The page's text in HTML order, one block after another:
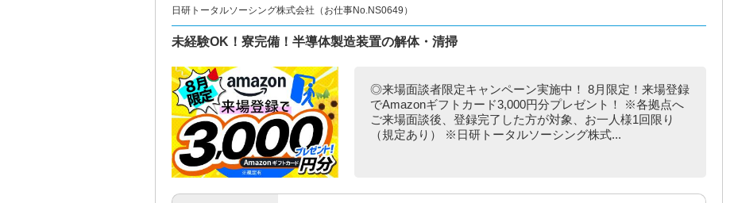
日研トータルソーシング株式会社（お仕事No.NS0649）
未経験OK！寮完備！半導体製造装置の解体・清掃
◎来場面談者限定キャンペーン実施中！ 8月限定！来場登録
でAmazonギフトカード3,000円分プレゼント！ ※各拠点へ
ご来場面談後、登録完了した方が対象、お一人様1回限り
（規定あり） ※日研トータルソーシング株式...